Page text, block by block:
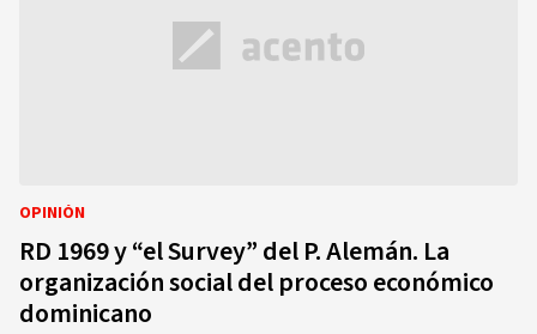
OPINIÓN
RD 1969 y “el Survey” del P. Alemán. La
organización social del proceso económico
dominicano